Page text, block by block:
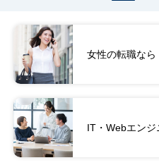
女性の転職なら
IT・Webエンジ